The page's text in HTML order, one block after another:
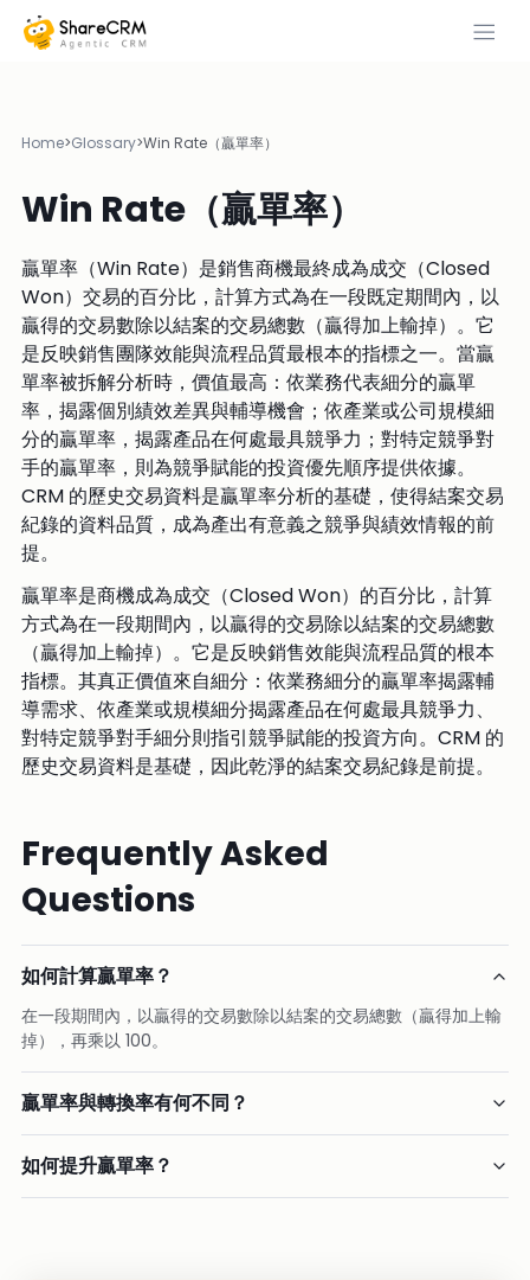
Home>Glossary>Win Rate（贏單率）
Win Rate（贏單率）
贏單率（Win Rate）是銷售商機最終成為成交（Closed
Won）交易的百分比，計算方式為在一段既定期間內，以
贏得的交易數除以結案的交易總數（贏得加上輸掉）。它
是反映銷售團隊效能與流程品質最根本的指標之一。當贏
單率被拆解分析時，價值最高：依業務代表細分的贏單
率，揭露個別績效差異與輔導機會；依產業或公司規模細
分的贏單率，揭露產品在何處最具競爭力；對特定競爭對
手的贏單率，則為競爭賦能的投資優先順序提供依據。
CRM 的歷史交易資料是贏單率分析的基礎，使得結案交易
紀錄的資料品質，成為產出有意義之競爭與績效情報的前
提。
贏單率是商機成為成交（Closed Won）的百分比，計算
方式為在一段期間內，以贏得的交易除以結案的交易總數
（贏得加上輸掉）。它是反映銷售效能與流程品質的根本
指標。其真正價值來自細分：依業務細分的贏單率揭露輔
導需求、依產業或規模細分揭露產品在何處最具競爭力、
對特定競爭對手細分則指引競爭賦能的投資方向。CRM 的
歷史交易資料是基礎，因此乾淨的結案交易紀錄是前提。
Frequently Asked
Questions
如何計算贏單率？
在一段期間內，以贏得的交易數除以結案的交易總數（贏得加上輸
掉），再乘以 100。
贏單率與轉換率有何不同？
如何提升贏單率？